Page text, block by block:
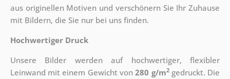
aus originellen Motiven und verschönern Sie Ihr Zuhause
mit Bildern, die Sie nur bei uns finden.
Hochwertiger Druck
Unsere Bilder werden auf hochwertiger, flexibler
Leinwand mit einem Gewicht von280 g/m2gedruckt. Die